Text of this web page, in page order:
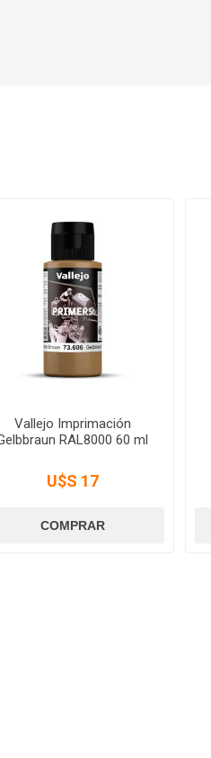
Vallejo Imprimación
RAL8000 60 ml
U$S 17